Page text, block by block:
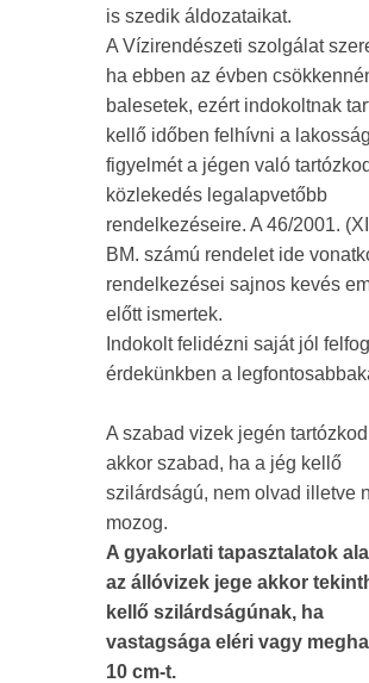
is szedik áldozataikat.
A Vízirendészeti szolgálat
ha ebben az évben
balesetek, ezért indokoltnak
kellő időben felhívni a lakosság
figyelmét a jégen való
közlekedés legalapvetőbb
rendelkezéseire. A 46/2001.
BM. számú rendelet ide
rendelkezései sajnos kevés
előtt ismertek.
Indokolt felidézni saját jól
érdekünkben a
A szabad vizek jegén
akkor szabad, ha a jég kellő
szilárdságú, nem olvad illetve
mozog.
A gyakorlati tapasztalatok
az állóvizek jege akkor
kellő szilárdságúnak, ha
vastagsága eléri vagy
10 cm-t.